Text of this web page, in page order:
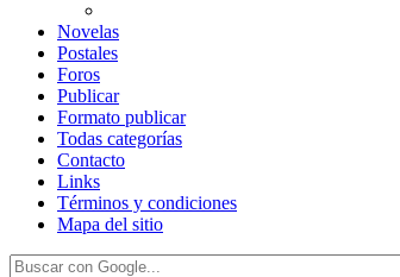
Novelas
Postales
Foros
Publicar
Formato publicar
Todas categorías
Contacto
Links
Términos y condiciones
Mapa del sitio